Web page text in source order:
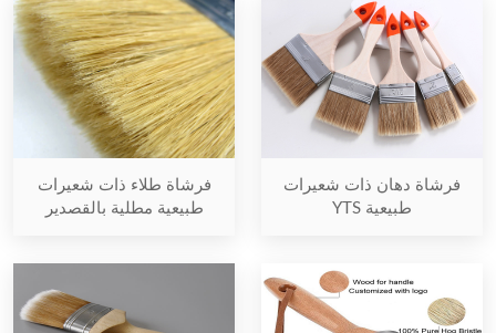
فرشاة دهان ذات شعيرات
طبيعية YTS
فرشاة طلاء ذات شعيرات
طبيعية مطلية بالقصدير